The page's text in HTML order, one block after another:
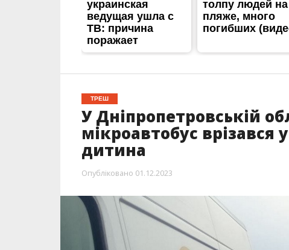
ТРЕШ
У Дніпропетровській
мікроавтобус врізався
дитина
Опубліковано 01.12.2023